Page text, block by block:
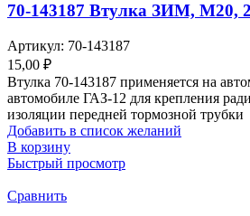
70-143187 Втулка ЗИМ, М20,
Артикул: 70-143187
15,00 ₽
Втулка 70-143187 применяется на
автомобиле ГАЗ-12 для крепления
изоляции передней тормозной трубки
Добавить в список желаний
В корзину
Быстрый просмотр
Сравнить